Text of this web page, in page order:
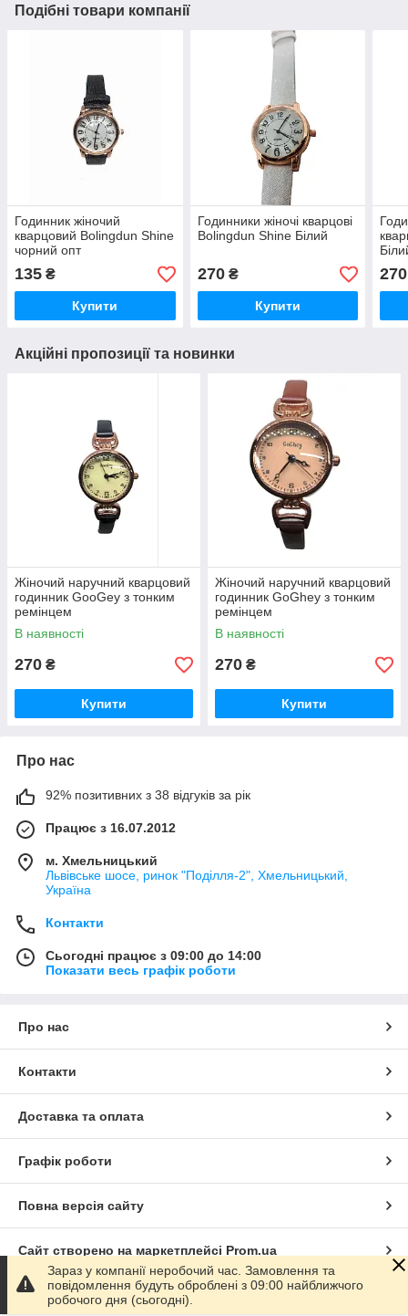
Подібні товари компанії
Годинник жіночий
кварцовий Bolingdun Shine
чорний опт
135 ₴
Купити
Годинники жіночі кварцові
Bolingdun Shine Білий
270₴
Купити
270
Акційні пропозиції та новинки
Жіночий наручний кварцовий
годинник GooGey з тонким
ремінцем
В наявності
270 ₴
Купити
Жіночий наручний кварцовий
годинник GoGhey з тонким
ремінцем
В наявності
270 ₴
Купити
Про нас
92% позитивних з 38 відгуків за рік
Працює з 16.07.2012
м. Хмельницький
Львівське шосе, ринок "Поділля-2", Хмельницький,
Україна
Контакти
Сьогодні працює з 09:00 до 14:00
Показати весь графік роботи
Про нас
Контакти
Доставка та оплата
Графік роботи
Повна версія сайту
Сайт створено на маркетплейсі Prom.ua
Політика конфіденційності
Зараз у компанії неробочий час. Замовлення та
повідомлення будуть оброблені з 09:00 найближчого
робочого дня (сьогодні).